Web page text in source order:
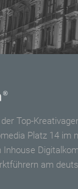
Top-
Platz 14 im
Inhouse
am